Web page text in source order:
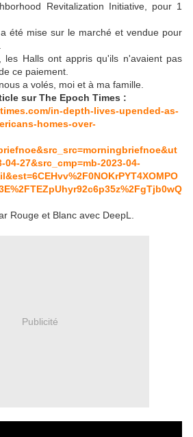
Revitalization Initiative, pour 1
été mise sur le marché et vendue pour
les Halls ont appris qu'ils n'avaient pas
ce paiement.
a volés, moi et à ma famille.
sur The Epoch Times :
in-depth-lives-upended-as-
homes-over-
04-27&src_cmp=mb-2023-04-
Rouge et Blanc avec DeepL.
Publicité